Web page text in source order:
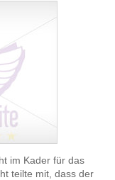
im Kader für das
teilte mit, dass der